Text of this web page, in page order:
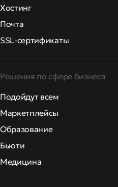
Хостинг
Почта
SSL-сертификаты
Решения по сфере бизнеса
Подойдут всем
Маркетплейсы
Образование
Бьюти
Медицина